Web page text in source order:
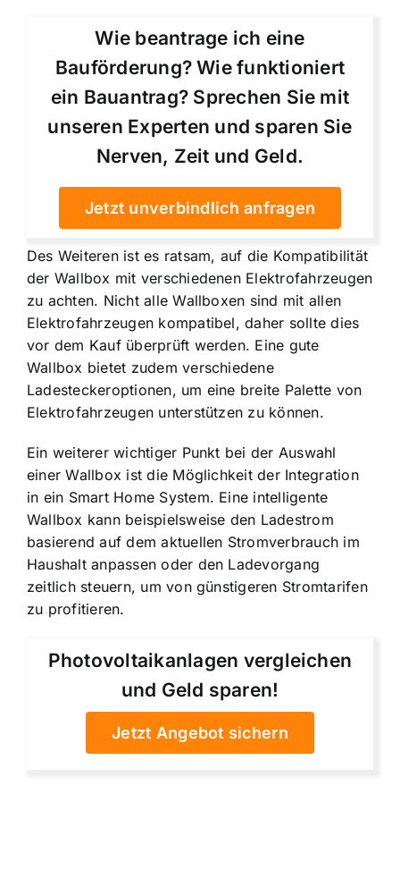
Wie beantrage ich eine
Bauförderung? Wie funktioniert
ein Bauantrag? Sprechen Sie mit
unseren Experten und sparen Sie
Nerven, Zeit und Geld.
Jetzt unverbindlich anfragen
Des Weiteren ist es ratsam, auf die Kompatibilität
der Wallbox mit verschiedenen Elektrofahrzeugen
zu achten. Nicht alle Wallboxen sind mit allen
Elektrofahrzeugen kompatibel, daher sollte dies
vor dem Kauf überprüft werden. Eine gute
Wallbox bietet zudem verschiedene
Ladesteckeroptionen, um eine breite Palette von
Elektrofahrzeugen unterstützen zu können.
Ein weiterer wichtiger Punkt bei der Auswahl
einer Wallbox ist die Möglichkeit der Integration
in ein Smart Home System. Eine intelligente
Wallbox kann beispielsweise den Ladestrom
basierend auf dem aktuellen Stromverbrauch im
Haushalt anpassen oder den Ladevorgang
zeitlich steuern, um von günstigeren Stromtarifen
zu profitieren.
Photovoltaikanlagen vergleichen
und Geld sparen!
Jetzt Angebot sichern